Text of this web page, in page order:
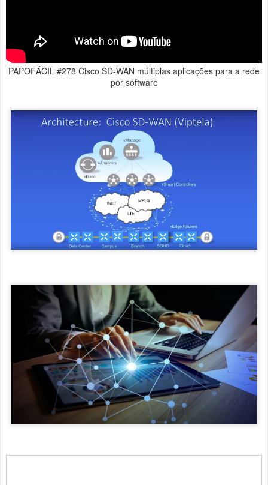
PAPOFÁCIL #278 Cisco SD-WAN múltiplas aplicações para a rede
por software